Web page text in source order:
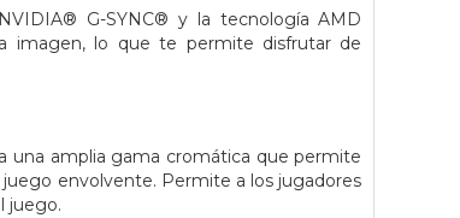
G-SYNC® y la tecnología AMD
imagen, lo que te permite disfrutar de
una amplia gama cromática que permite
juego envolvente. Permite a los jugadores
juego.